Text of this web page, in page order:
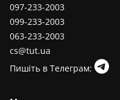
097-233-2003
099-233-2003
063-233-2003
cs@tut.ua
Пишіть в Телеграм: